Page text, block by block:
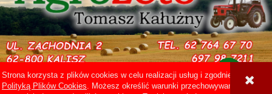
Strona korzysta z plików cookies w celu realizacji usług i zgodnie z
Polityką Plików Cookies. Możesz określić warunki przechowywania
Sklep internetowy Shoper Premium